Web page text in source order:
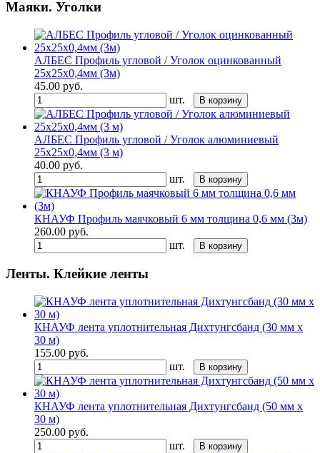
Маяки. Уголки
АЛБЕС Профиль угловой / Уголок оцинкованный
25х25х0,4мм (3м)
45.00 руб.
шт.
В корзину
АЛБЕС Профиль угловой / Уголок алюминиевый
25х25х0,4мм (3 м)
40.00 руб.
шт.
В корзину
КНАУФ Профиль маячковый 6 мм толщина 0,6 мм (3м)
260.00 руб.
шт.
В корзину
Ленты. Клейкие ленты
КНАУФ лента уплотнительная Дихтунгсбанд (30 мм x
30 м)
155.00 руб.
шт.
В корзину
КНАУФ лента уплотнительная Дихтунгсбанд (50 мм x
30 м)
250.00 руб.
шт.
В корзину